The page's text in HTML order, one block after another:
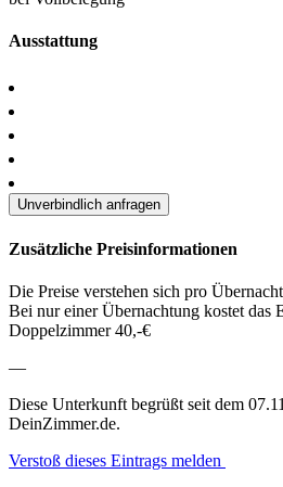
Ausstattung
Unverbindlich anfragen
Zusätzliche Preisinformationen
Die Preise verstehen sich pro
Bei nur einer Übernachtung kostet das
Doppelzimmer 40,-€
—
Diese Unterkunft begrüßt seit dem
DeinZimmer.de.
Verstoß dieses Eintrags melden